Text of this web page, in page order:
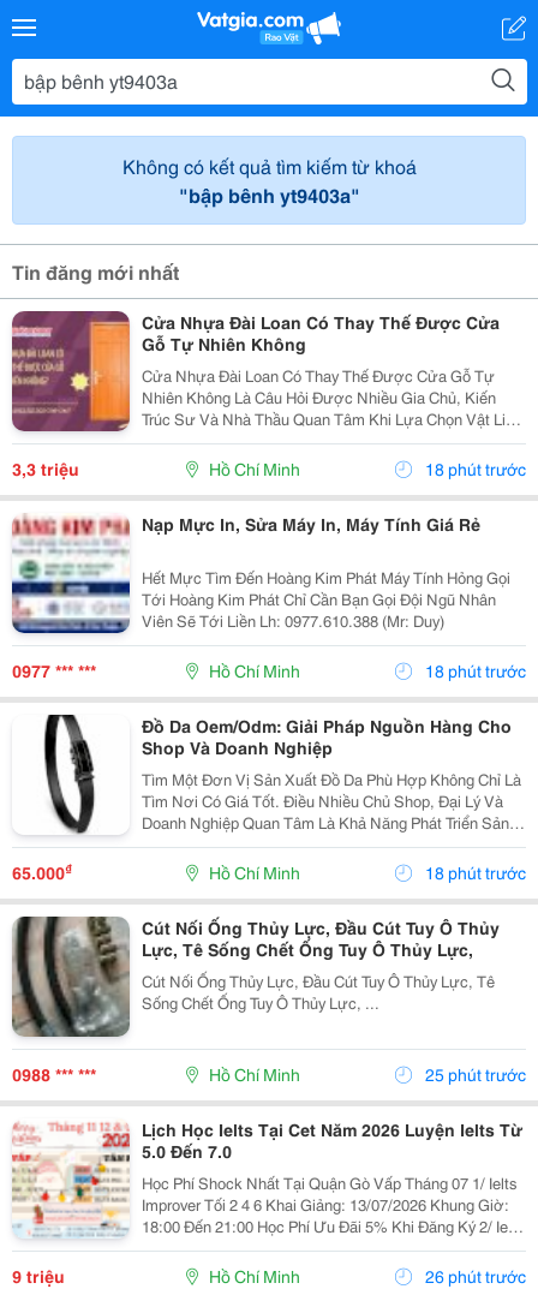
Không có kết quả tìm kiếm từ khoá
"bập bênh yt9403a"
Tin đăng mới nhất
Cửa Nhựa Đài Loan Có Thay Thế Được Cửa
Gỗ Tự Nhiên Không
Cửa Nhựa Đài Loan Có Thay Thế Được Cửa Gỗ Tự
Nhiên Không Là Câu Hỏi Được Nhiều Gia Chủ, Kiến
Trúc Sư Và Nhà Thầu Quan Tâm Khi Lựa Chọn Vật Liệu
Cửa Cho Các Công Trình Hiện Đại. Trong Bối Cảnh Giá
Gỗ Tự Nhiên Ngày Càng Cao, Khai Thác Gỗ Gây Áp
Lực Lên...
3,3 triệu Hồ Chí Minh 18 phút trước
Nạp Mực In, Sửa Máy In, Máy Tính Giá Rẻ
Hết Mực Tìm Đến Hoàng Kim Phát Máy Tính Hỏng Gọi
Tới Hoàng Kim Phát Chỉ Cần Bạn Gọi Đội Ngũ Nhân
Viên Sẽ Tới Liền Lh: 0977.610.388 (Mr: Duy)
0977 *** *** Hồ Chí Minh 18 phút trước
Đồ Da Oem/Odm: Giải Pháp Nguồn Hàng Cho
Shop Và Doanh Nghiệp
Tìm Một Đơn Vị Sản Xuất Đồ Da Phù Hợp Không Chỉ Là
Tìm Nơi Có Giá Tốt. Điều Nhiều Chủ Shop, Đại Lý Và
Doanh Nghiệp Quan Tâm Là Khả Năng Phát Triển Sản
Phẩm, Duy Trì Nguồn Hàng Ổn Định Và Hỗ Trợ Lâu Dài.
Khi Làm Việc Trực Tiếp Với Đơn Vị Sản Xuất,...
65.000₫ Hồ Chí Minh 18 phút trước
Cút Nối Ống Thủy Lực, Đầu Cút Tuy Ô Thủy
Lực, Tê Sống Chết Ống Tuy Ô Thủy Lực,
Cút Nối Ống Thủy Lực, Đầu Cút Tuy Ô Thủy Lực, Tê
Sống Chết Ống Tuy Ô Thủy Lực, ...
0988 *** *** Hồ Chí Minh 25 phút trước
Lịch Học Ielts Tại Cet Năm 2026 Luyện Ielts Từ
5.0 Đến 7.0
Học Phí Shock Nhất Tại Quận Gò Vấp Tháng 07 1/ Ielts
Improver Tối 2 4 6 Khai Giảng: 13/07/2026 Khung Giờ:
18:00 Đến 21:00 Học Phí Ưu Đãi 5% Khi Đăng Ký 2/ Ielts
Basic Tối 3 5 7 Khai Giảng: 07//07/2026 Khung Giờ:
18:00 Đến 21:00 ...
9 triệu Hồ Chí Minh 26 phút trước